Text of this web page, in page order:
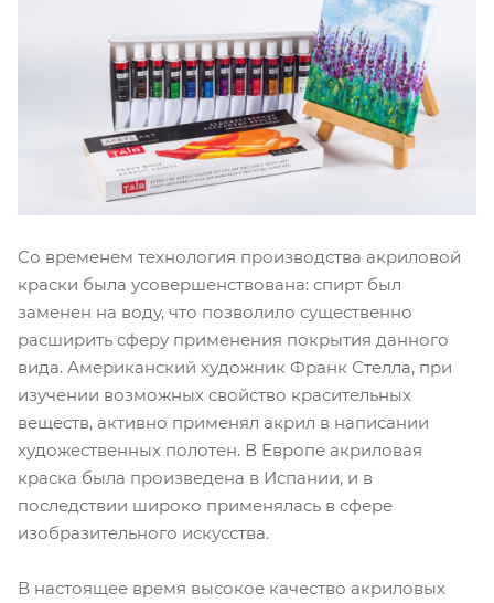
Со временем технология производства акриловой
краски была усовершенствована: спирт был
заменен на воду, что позволило существенно
расширить сферу применения покрытия данного
вида. Американский художник Франк Стелла, при
изучении возможных свойство красительных
веществ, активно применял акрил в написании
художественных полотен. В Европе акриловая
краска была произведена в Испании, и в
последствии широко применялась в сфере
изобразительного искусства.
В настоящее время высокое качество акриловых